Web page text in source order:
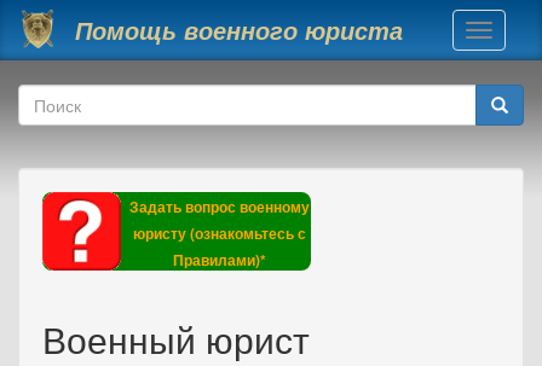
Перейти к основному содержанию
Помощь военного юриста
Toggle
Форма поиска
Поиск
Задать вопрос военному
юристу (ознакомьтесь с
Правилами)*
Военный юрист